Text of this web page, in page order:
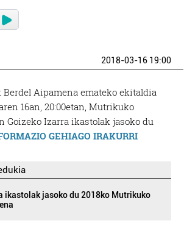
2018-03-16 19:00
Aipamena emateko ekitaldia
16an, 20:00etan, Mutrikuko
Goizeko Izarra ikastolak jasoko du
GEHIAGO IRAKURRI
ikastolak jasoko du 2018ko Mutrikuko